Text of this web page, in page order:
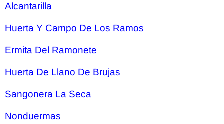
Alcantarilla
Huerta Y Campo De Los Ramos
Ermita Del Ramonete
Huerta De Llano De Brujas
Sangonera La Seca
Nonduermas